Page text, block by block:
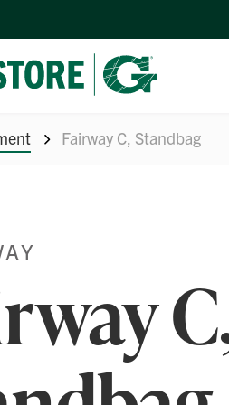
Fairway C, Standbag